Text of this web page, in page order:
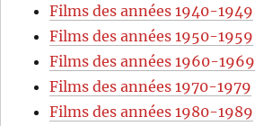
Films des années 1940-1949
Films des années 1950-1959
Films des années 1960-1969
Films des années 1970-1979
Films des années 1980-1989